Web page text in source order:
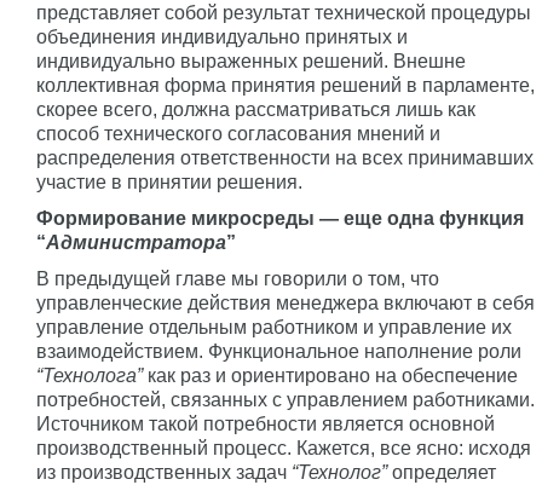
представляет собой результат технической процедуры
объединения индивидуально принятых и
индивидуально выраженных решений. Внешне
коллективная форма принятия решений в парламенте,
скорее всего, должна рассматриваться лишь как
способ технического согласования мнений и
распределения ответственности на всех принимавших
участие в принятии решения.
Формирование микросреды — еще одна функция
“Администратора”
В предыдущей главе мы говорили о том, что
управленческие действия менеджера включают в себя
управление отдельным работником и управление их
взаимодействием. Функциональное наполнение роли
“Технолога”как раз и ориентировано на обеспечение
потребностей, связанных с управлением работниками.
Источником такой потребности является основной
производственный процесс. Кажется, все ясно: исходя
из производственных задач “Технолог”определяет